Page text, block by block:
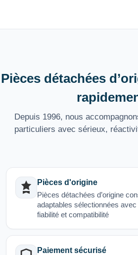
Pièces détachées
Depuis 1996, nous
particuliers avec sérieux,
Pièces d'origine
Pièces détachées d’origine
adaptables sélectionnées
fiabilité et compatibilité
Paiement sécurisé